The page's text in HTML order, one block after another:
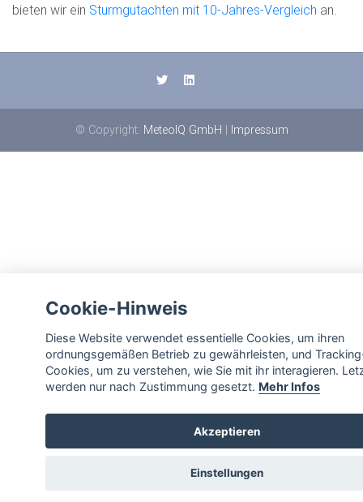
bieten wir ein Sturmgutachten mit 10-Jahres-Vergleich an.
© Copyright: MeteoIQ GmbH | Impressum
Cookie-Hinweis
Diese Website verwendet essentielle Cookies, um ihren
ordnungsgemäßen Betrieb zu gewährleisten, und
Cookies, um zu verstehen, wie Sie mit ihr interagieren.
werden nur nach Zustimmung gesetzt. Mehr Infos
Akzeptieren
Einstellungen